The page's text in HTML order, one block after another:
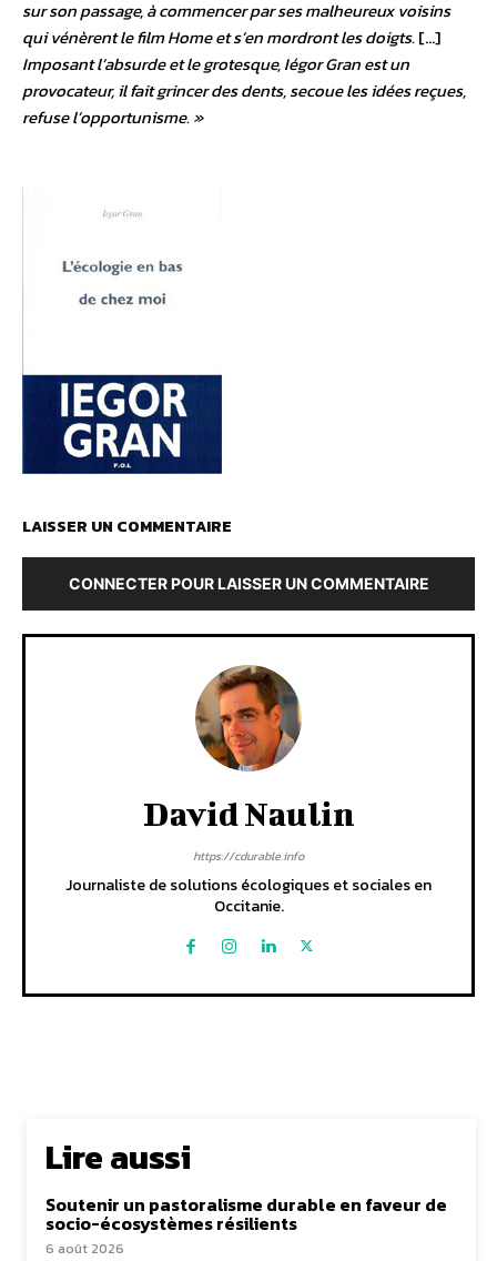
sur son passage, à commencer par ses malheureux voisins
qui vénèrent le film Home et s’en mordront les doigts.[…]
Imposant l’absurde et le grotesque, Iégor Gran est un
provocateur, il fait grincer des dents, secoue les idées reçues,
refuse l’opportunisme. »
LAISSER UN COMMENTAIRE
CONNECTER POUR LAISSER UN COMMENTAIRE
David Naulin
https://cdurable.info
Journaliste de solutions écologiques et sociales en
Occitanie.
Lire aussi
Soutenir un pastoralisme durable en faveur de
socio-écosystèmes résilients
6 août 2026